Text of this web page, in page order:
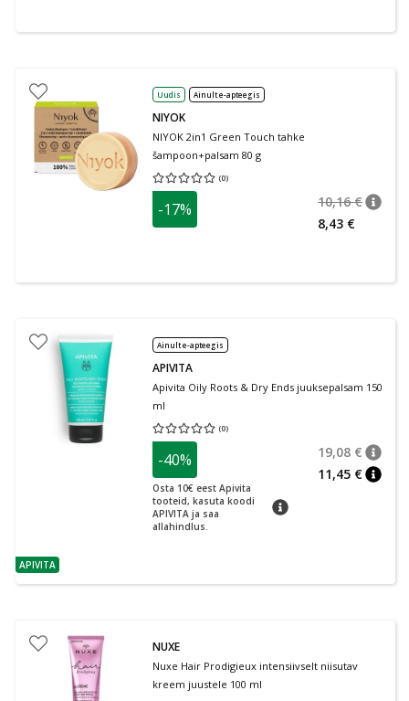
Uudis Ainult e-apteegis
NIYOK
NIYOK 2in1 Green Touch tahke
šampoon+palsam 80 g
(0)
Keskmine hinnang 0.00
-17% 10,16 €
8,43 €
nõuanne
APIVITA
Ainult e-apteegis
APIVITA
Apivita Oily Roots & Dry Ends juuksepalsam 150
ml
(0)
Keskmine hinnang 0.00
-40%
Osta 10€ eest Apivita
tooteid, kasuta koodi
APIVITA ja saa
allahindlus.
nõuanne
19,08 €
11,45 €
NUXE
Nuxe Hair Prodigieux intensiivselt niisutav
kreem juustele 100 ml